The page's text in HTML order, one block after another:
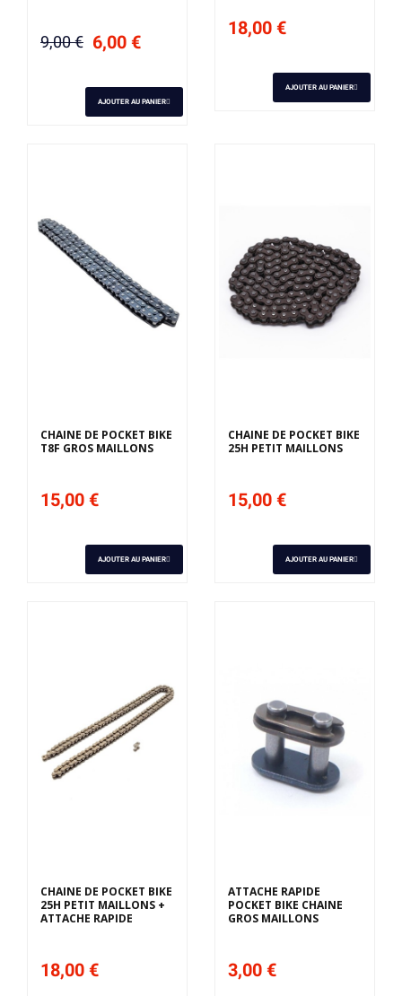
9,00 € 6,00 €
AJOUTER AU PANIER
18,00 €
AJOUTER AU PANIER
CHAINE DE POCKET BIKE
T8F GROS MAILLONS
15,00 €
AJOUTER AU PANIER
CHAINE DE POCKET BIKE
25H PETIT MAILLONS
15,00 €
AJOUTER AU PANIER
CHAINE DE POCKET BIKE
25H PETIT MAILLONS +
ATTACHE RAPIDE
18,00 €
ATTACHE RAPIDE
POCKET BIKE CHAINE
GROS MAILLONS
3,00 €